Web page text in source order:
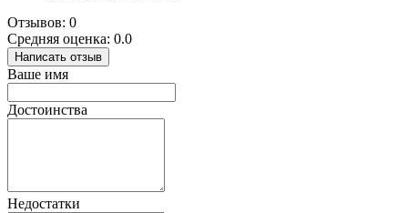
Отзывов: 0
Средняя оценка: 0.0
Написать отзыв
Ваше имя
Достоинства
Недостатки